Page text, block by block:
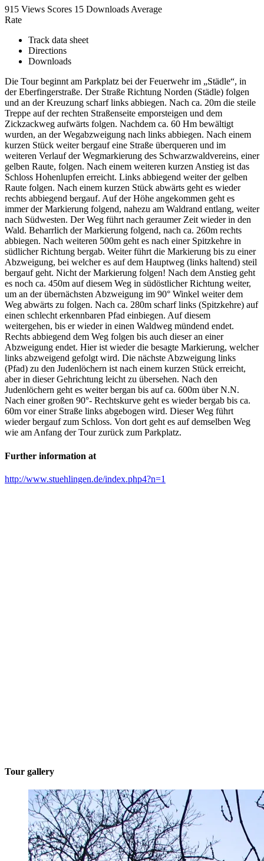
915 Views Scores 15 Downloads Average
Rate
Track data sheet
Directions
Downloads
Die Tour beginnt am Parkplatz bei der Feuerwehr im „Städle“, in
der Eberfingerstraße. Der Straße Richtung Norden (Städle) folgen
und an der Kreuzung scharf links abbiegen. Nach ca. 20m die steile
Treppe auf der rechten Straßenseite emporsteigen und dem
Zickzackweg aufwärts folgen. Nachdem ca. 60 Hm bewältigt
wurden, an der Wegabzweigung nach links abbiegen. Nach einem
kurzen Stück weiter bergauf eine Straße überqueren und im
weiteren Verlauf der Wegmarkierung des Schwarzwaldvereins, einer
gelben Raute, folgen. Nach einem weiteren kurzen Anstieg ist das
Schloss Hohenlupfen erreicht. Links abbiegend weiter der gelben
Raute folgen. Nach einem kurzen Stück abwärts geht es wieder
rechts abbiegend bergauf. Auf der Höhe angekommen geht es
immer der Markierung folgend, nahezu am Waldrand entlang, weiter
nach Südwesten. Der Weg führt nach geraumer Zeit wieder in den
Wald. Beharrlich der Markierung folgend, nach ca. 260m rechts
abbiegen. Nach weiteren 500m geht es nach einer Spitzkehre in
südlicher Richtung bergab. Weiter führt die Markierung bis zu einer
Abzweigung, bei welcher es auf dem Hauptweg (links haltend) steil
bergauf geht. Nicht der Markierung folgen! Nach dem Anstieg geht
es noch ca. 450m auf diesem Weg in südöstlicher Richtung weiter,
um an der übernächsten Abzweigung im 90° Winkel weiter dem
Weg abwärts zu folgen. Nach ca. 280m scharf links (Spitzkehre) auf
einen schlecht erkennbaren Pfad einbiegen. Auf diesem
weitergehen, bis er wieder in einen Waldweg mündend endet.
Rechts abbiegend dem Weg folgen bis auch dieser an einer
Abzweigung endet. Hier ist wieder die besagte Markierung, welcher
links abzweigend gefolgt wird. Die nächste Abzweigung links
(Pfad) zu den Judenlöchern ist nach einem kurzen Stück erreicht,
aber in dieser Gehrichtung leicht zu übersehen. Nach den
Judenlöchern geht es weiter bergan bis auf ca. 600m über N.N.
Nach einer großen 90°- Rechtskurve geht es wieder bergab bis ca.
60m vor einer Straße links abgebogen wird. Dieser Weg führt
wieder bergauf zum Schloss. Von dort geht es auf demselben Weg
wie am Anfang der Tour zurück zum Parkplatz.
Further information at
http://www.stuehlingen.de/index.php4?n=1
Tour gallery